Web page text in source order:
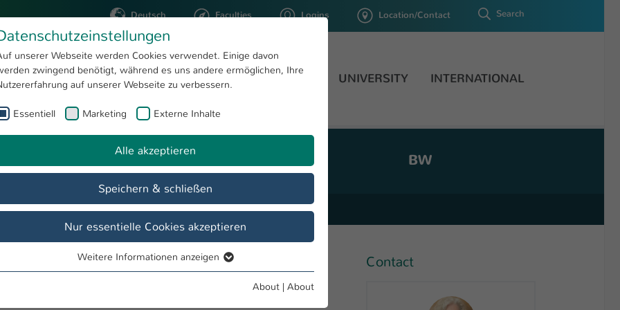
Deutsch Faculties Logins Location/Contact Search
STUDYING RESEARCH UNIVERSITY INTERNATIONAL
EIP (Erasmus Incoming Program) What to do
BW
Team Dates & Events Aktuelles Activities
Agreement you can apply for a student visa (Visa for Educational
Contact
unserer Webseite werden Cookies verwendet. Einige davon
zwingend benötigt, während es uns andere ermöglichen, Ihre
auf unserer Webseite zu verbessern.
Essentiell Marketing Externe Inhalte
Alle akzeptieren
Speichern & schließen
Nur essentielle Cookies akzeptieren
Essentielle Cookies werden für grundlegende Funktionen der
Weitere Informationen anzeigen
About | About